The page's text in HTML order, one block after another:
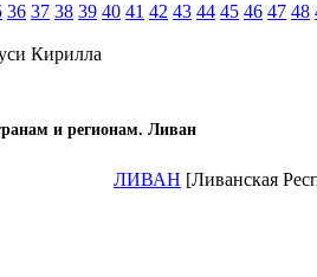
36 37 38 39 40 41 42 43 44 45 46 47 48
Кирилла
и регионам. Ливан
ЛИВАН [Ливанская